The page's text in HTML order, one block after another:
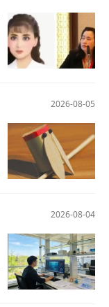
2026-08-05
2026-08-04